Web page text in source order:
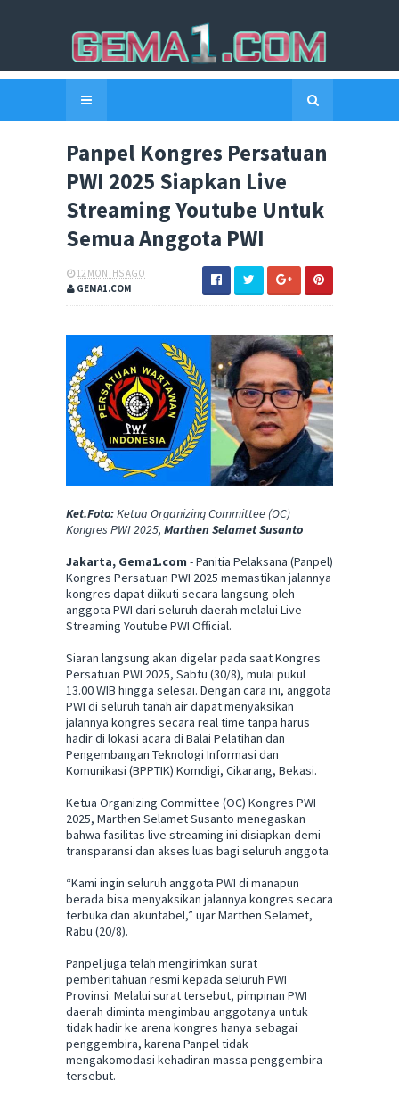
Panpel Kongres Persatuan
PWI 2025 Siapkan Live
Streaming Youtube Untuk
Semua Anggota PWI
12 MONTHS AGO
GEMA1.COM
Ket.Foto:Ketua Organizing Committee (OC)
Kongres PWI 2025, Marthen Selamet Susanto
Jakarta, Gema1.com - Panitia Pelaksana (Panpel)
Kongres Persatuan PWI 2025 memastikan jalannya
kongres dapat diikuti secara langsung oleh
anggota PWI dari seluruh daerah melalui Live
Streaming Youtube PWI Official.
Siaran langsung akan digelar pada saat Kongres
Persatuan PWI 2025, Sabtu (30/8), mulai pukul
13.00 WIB hingga selesai. Dengan cara ini, anggota
PWI di seluruh tanah air dapat menyaksikan
jalannya kongres secara real time tanpa harus
hadir di lokasi acara di Balai Pelatihan dan
Pengembangan Teknologi Informasi dan
Komunikasi (BPPTIK) Komdigi, Cikarang, Bekasi.
Ketua Organizing Committee (OC) Kongres PWI
2025, Marthen Selamet Susanto menegaskan
bahwa fasilitas live streaming ini disiapkan demi
transparansi dan akses luas bagi seluruh anggota.
“Kami ingin seluruh anggota PWI di manapun
berada bisa menyaksikan jalannya kongres secara
terbuka dan akuntabel,” ujar Marthen Selamet,
Rabu (20/8).
Panpel juga telah mengirimkan surat
pemberitahuan resmi kepada seluruh PWI
Provinsi. Melalui surat tersebut, pimpinan PWI
daerah diminta mengimbau anggotanya untuk
tidak hadir ke arena kongres hanya sebagai
penggembira, karena Panpel tidak
mengakomodasi kehadiran massa penggembira
tersebut.